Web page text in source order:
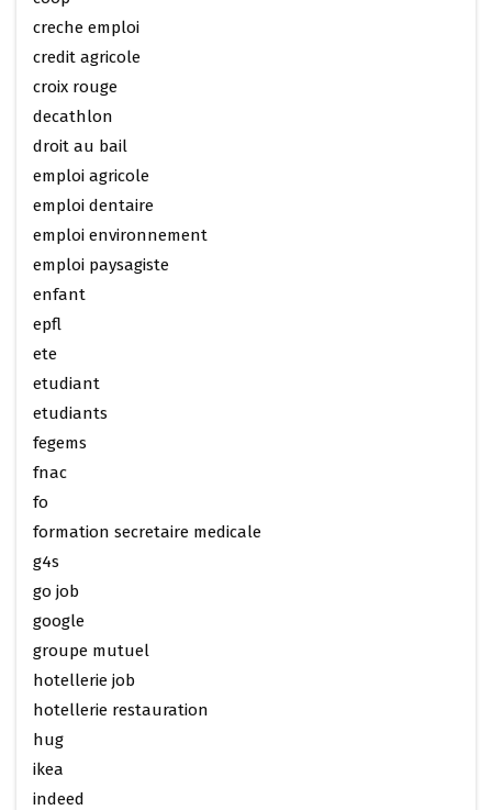
creche emploi
credit agricole
croix rouge
decathlon
droit au bail
emploi agricole
emploi dentaire
emploi environnement
emploi paysagiste
enfant
epfl
ete
etudiant
etudiants
fegems
fnac
fo
formation secretaire medicale
g4s
go job
google
groupe mutuel
hotellerie job
hotellerie restauration
hug
ikea
indeed